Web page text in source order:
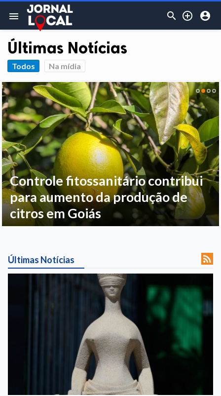
menu   
Últimas Notícias
Todos Na mídia
Controle fitossanitário contribui
para aumento da produção de
citros em Goiás
Últimas Notícias 